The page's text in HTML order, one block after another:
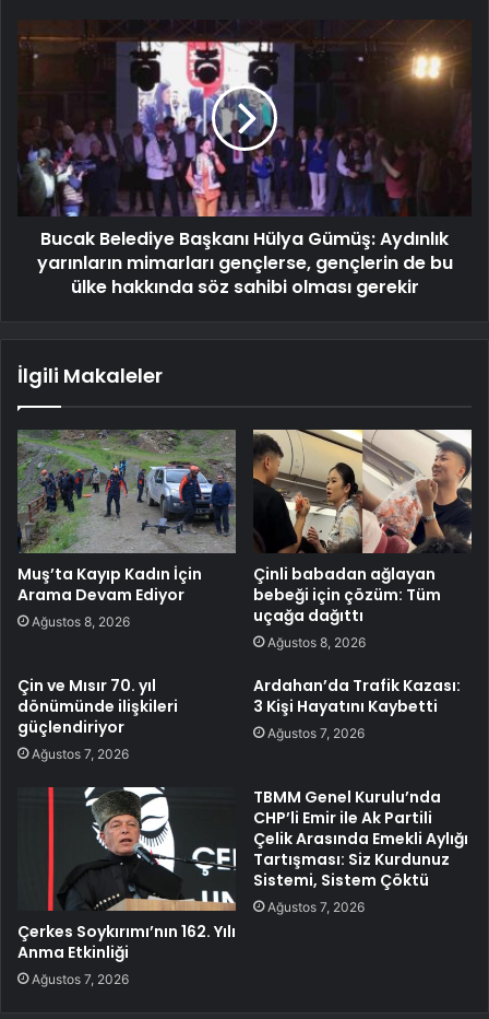
Bucak Belediye Başkanı Hülya Gümüş: Aydınlık
yarınların mimarları gençlerse, gençlerin de bu
ülke hakkında söz sahibi olması gerekir
İlgili Makaleler
Muş’ta Kayıp Kadın İçin
Arama Devam Ediyor
Ağustos 8, 2026
Çinli babadan ağlayan
bebeği için çözüm: Tüm
uçağa dağıttı
Ağustos 8, 2026
Çin ve Mısır 70. yıl
dönümünde ilişkileri
güçlendiriyor
Ağustos 7, 2026
Ardahan’da Trafik Kazası:
3 Kişi Hayatını Kaybetti
Ağustos 7, 2026
Çerkes Soykırımı’nın 162. Yılı
Anma Etkinliği
Ağustos 7, 2026
TBMM Genel Kurulu’nda
CHP’li Emir ile Ak Partili
Çelik Arasında Emekli Aylığı
Tartışması: Siz Kurdunuz
Sistemi, Sistem Çöktü
Ağustos 7, 2026